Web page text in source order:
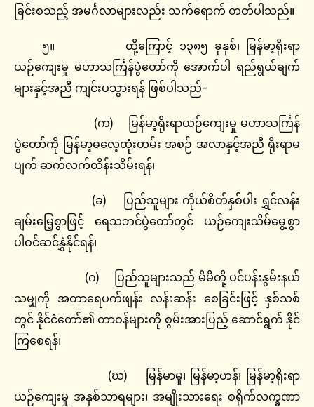
ခြင်းစသည့် အမင်္ဂလာများလည်း သက်ရောက် တတ်ပါသည်။
၅။ ထို့ကြောင့် ၁၃၈၅ ခုနှစ်၊ မြန်မာ့ရိုးရာ
ယဉ်ကျေးမှု မဟာသင်္ကြန်ပွဲတော်ကို အောက်ပါ ရည်ရွယ်ချက်
များနှင့်အညီ ကျင်းပသွားရန် ဖြစ်ပါသည်-
(က) မြန်မာ့ရိုးရာယဉ်ကျေးမှု မဟာသင်္ကြန်
ပွဲတော်ကို မြန်မာ့ဓလေ့ထုံးတမ်း အစဉ် အလာနှင့်အညီ ရိုးရာမ
ပျက် ဆက်လက်ထိန်းသိမ်းရန်၊
(ခ) ပြည်သူများ ကိုယ်စိတ်နှစ်ပါး ရွှင်လန်း
ချမ်းမြေ့စွာဖြင့် ရေသဘင်ပွဲတော်တွင် ယဉ်ကျေးသိမ်မွေ့စွာ
ပါဝင်ဆင်နွှဲနိုင်ရန်၊
(ဂ) ပြည်သူများသည် မိမိတို့ ပင်ပန်းနွမ်းနယ်
သမျှကို အတာရေပက်ဖျန်း လန်းဆန်း စေခြင်းဖြင့် နှစ်သစ်
တွင် နိုင်ငံတော်၏ တာဝန်များကို စွမ်းအားပြည့် ဆောင်ရွက် နိုင်
ကြစေရန်၊
(ဃ) မြန်မာမှု၊ မြန်မာ့ဟန်၊ မြန်မာ့ရိုးရာ
ယဉ်ကျေးမှု အနှစ်သာရများ၊ အမျိုးသားရေး စရိုက်လက္ခဏာ